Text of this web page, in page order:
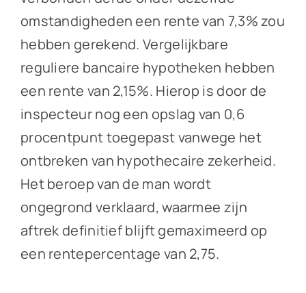
omstandigheden een rente van 7,3% zou
hebben gerekend. Vergelijkbare
reguliere bancaire hypotheken hebben
een rente van 2,15%. Hierop is door de
inspecteur nog een opslag van 0,6
procentpunt toegepast vanwege het
ontbreken van hypothecaire zekerheid.
Het beroep van de man wordt
ongegrond verklaard, waarmee zijn
aftrek definitief blijft gemaximeerd op
een rentepercentage van 2,75.